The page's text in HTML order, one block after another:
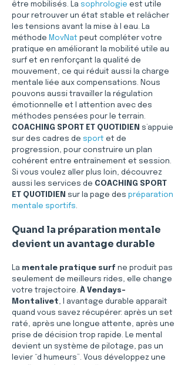
être mobilisés. La sophrologie est utile
pour retrouver un état stable et relâcher
les tensions avant la mise à l eau. La
méthode MovNat peut compléter votre
pratique en améliorant la mobilité utile au
surf et en renforçant la qualité de
mouvement, ce qui réduit aussi la charge
mentale liée aux compensations. Nous
pouvons aussi travailler la régulation
émotionnelle et l attention avec des
méthodes pensées pour le terrain.
COACHING SPORT ET QUOTIDIEN s’appuie
sur des cadres de sport et de
progression, pour construire un plan
cohérent entre entraînement et session.
Si vous voulez aller plus loin, découvrez
aussi les services de COACHING SPORT
ET QUOTIDIEN sur la page des préparation
mentale sportifs.
Quand la préparation mentale
devient un avantage durable
La mentale pratique surf ne produit pas
seulement de meilleurs rides, elle change
votre trajectoire. À Vendays-
Montalivet, l avantage durable apparaît
quand vous savez récupérer: après un set
raté, après une longue attente, après une
prise de décision trop rapide. Le mental
devient un système de pilotage, pas un
levier “d humeurs”. Vous développez une